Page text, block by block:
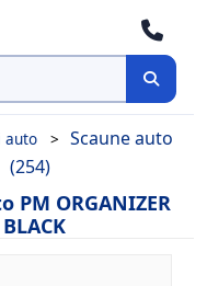
auto
Scaune auto
(254)
ORGANIZER